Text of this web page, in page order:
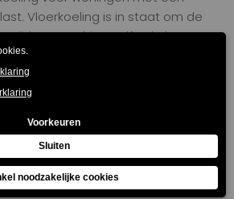
Vloerkoeling is in staat om de
tijdens een hittegolf enkele
Hierbij is het van belang om
te houden en zonwering
extra koelvermogen of snelle
gewenst is – bijvoorbeeld in
– kan een lucht-
zoals een AircoHeater, uitkomst